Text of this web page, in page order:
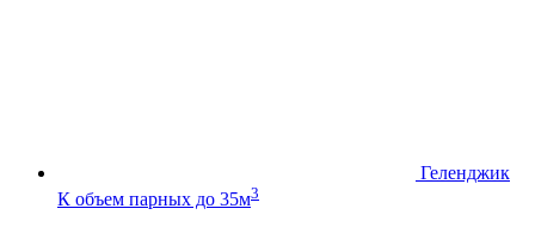
Геленджик
К объем парных до 35м3